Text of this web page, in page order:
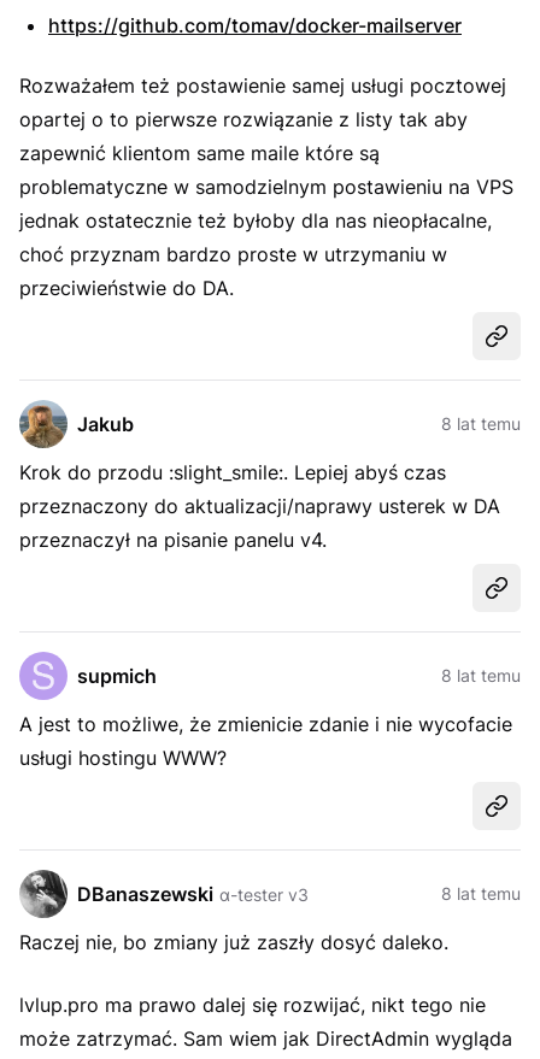
https://github.com/tomav/docker-mailserver
Rozważałem też postawienie samej usługi pocztowej
opartej o to pierwsze rozwiązanie z listy tak aby
zapewnić klientom same maile które są
problematyczne w samodzielnym postawieniu na VPS
jednak ostatecznie też byłoby dla nas nieopłacalne,
choć przyznam bardzo proste w utrzymaniu w
przeciwieństwie do DA.
Jakub 8 lat temu
Krok do przodu :slight_smile:. Lepiej abyś czas
przeznaczony do aktualizacji/naprawy usterek w DA
przeznaczył na pisanie panelu v4.
supmich 8 lat temu
A jest to możliwe, że zmienicie zdanie i nie wycofacie
usługi hostingu WWW?
DBanaszewski α-tester v3 8 lat temu
Raczej nie, bo zmiany już zaszły dosyć daleko.
lvlup.pro ma prawo dalej się rozwijać, nikt tego nie
może zatrzymać. Sam wiem jak DirectAdmin wygląda